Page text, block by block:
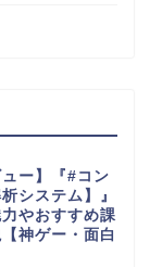
ュー】『#コン
システム】』
やおすすめ課
神ゲー・面白